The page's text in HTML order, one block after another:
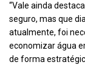
“Vale ainda
seguro, mas que
atualmente, foi
economizar água
de forma